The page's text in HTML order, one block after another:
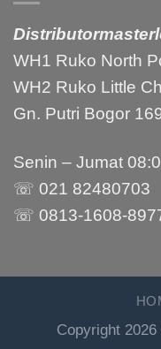
WH1 Ruko North
WH2 Ruko Little
Gn. Putri Bogor
Senin – Jumat
☏ 021 82480703
☏ 0813-1608-
Copyright